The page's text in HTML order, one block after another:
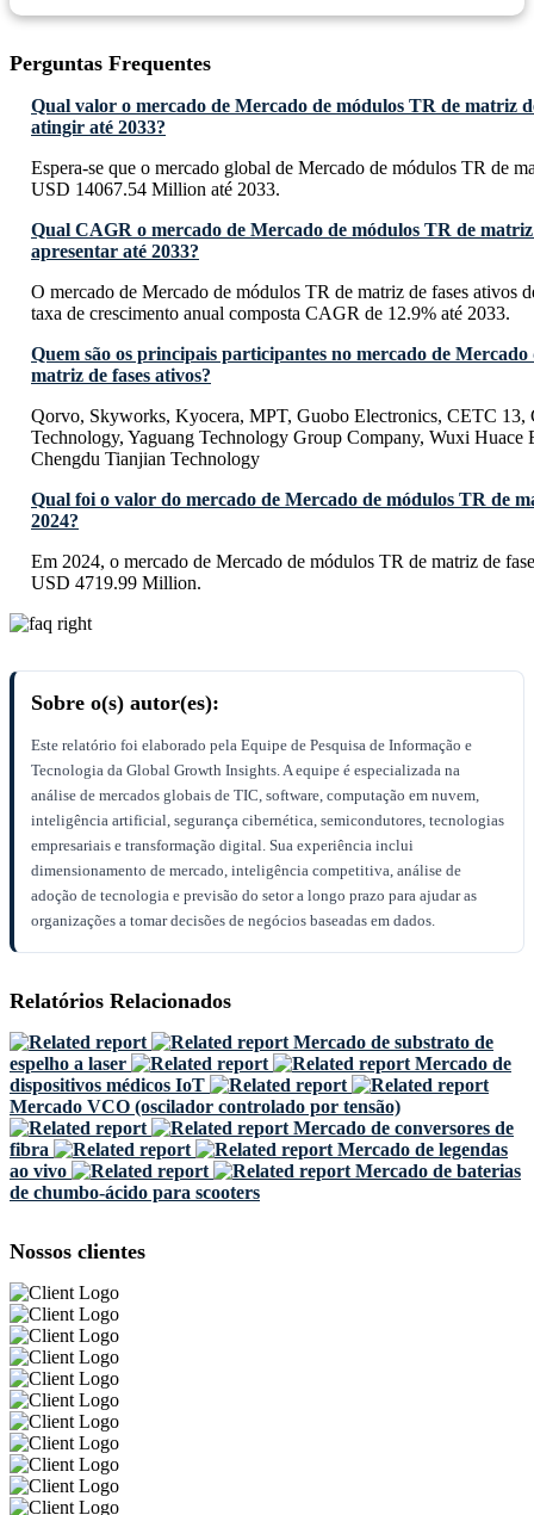
Perguntas Frequentes
Qual valor o mercado de Mercado de módulos TR de matriz
atingir até 2033?
Espera-se que o mercado global de Mercado de módulos TR de
USD 14067.54 Million até 2033.
Qual CAGR o mercado de Mercado de módulos TR de matriz
apresentar até 2033?
O mercado de Mercado de módulos TR de matriz de fases ativos
taxa de crescimento anual composta CAGR de 12.9% até 2033.
Quem são os principais participantes no mercado de
matriz de fases ativos?
Qorvo, Skyworks, Kyocera, MPT, Guobo Electronics, CETC 13,
Technology, Yaguang Technology Group Company, Wuxi Huace
Chengdu Tianjian Technology
Qual foi o valor do mercado de Mercado de módulos TR de
2024?
Em 2024, o mercado de Mercado de módulos TR de matriz de
USD 4719.99 Million.
Sobre o(s) autor(es):
Este relatório foi elaborado pela Equipe de Pesquisa de Informação e
Tecnologia da Global Growth Insights. A equipe é especializada na
análise de mercados globais de TIC, software, computação em nuvem,
inteligência artificial, segurança cibernética, semicondutores, tecnologias
empresariais e transformação digital. Sua experiência inclui
dimensionamento de mercado, inteligência competitiva, análise de
adoção de tecnologia e previsão do setor a longo prazo para ajudar as
organizações a tomar decisões de negócios baseadas em dados.
Relatórios Relacionados
Mercado de substrato de
espelho a laser
Mercado de
dispositivos médicos IoT
Mercado VCO (oscilador controlado por tensão)
Mercado de conversores de
fibra
Mercado de legendas
ao vivo
Mercado de baterias
de chumbo-ácido para scooters
Nossos clientes